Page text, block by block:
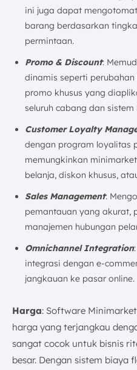
ini juga dapat
barang berdasarkan
permintaan.
Promo & Discount:
dinamis seperti
promo khusus yang
seluruh cabang dan sistem
Customer Loyalty
dengan program loyalitas
memungkinkan
belanja, diskon khusus,
Sales Management:
pemantauan yang akurat,
manajemen hubungan
Omnichannel Integration
integrasi dengan e-
jangkauan ke pasar online.
Harga: Software
harga yang terjangkau
sangat cocok untuk bisnis
besar. Dengan sistem biaya